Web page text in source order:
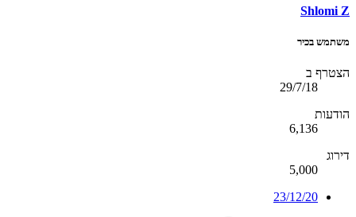
Shlomi Z
משתמש בכיר
הצטרף ב
29/7/18
הודעות
6,136
דירוג
5,000
23/12/20